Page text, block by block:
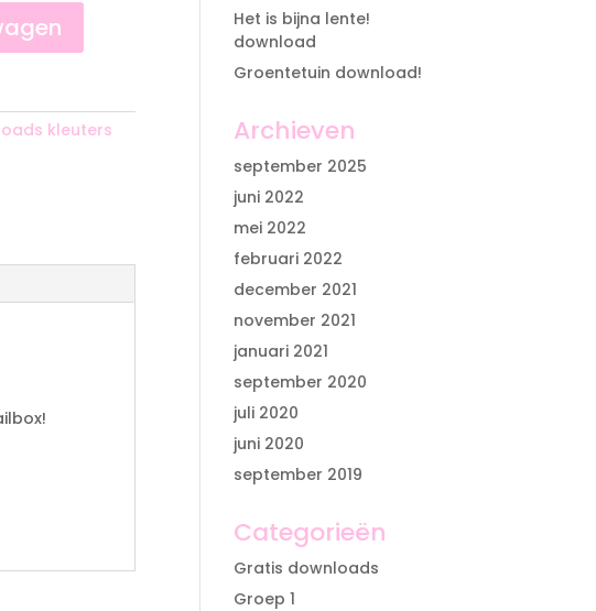
kleuters
Het is bijna lente!
download
Groentetuin download!
Archieven
september 2025
juni 2022
mei 2022
februari 2022
december 2021
november 2021
januari 2021
september 2020
juli 2020
juni 2020
september 2019
Categorieën
Gratis downloads
Groep 1